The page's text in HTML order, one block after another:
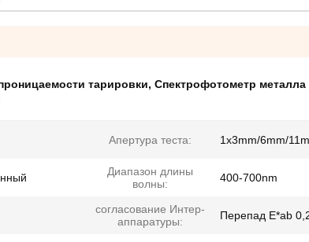
тарировки, Спектрофотометр
Апертура теста: 1x3mm/6mm/
Диапазон длины
волны:
400-700nm
согласование Интер-
аппаратуры:
Перепад E*ab